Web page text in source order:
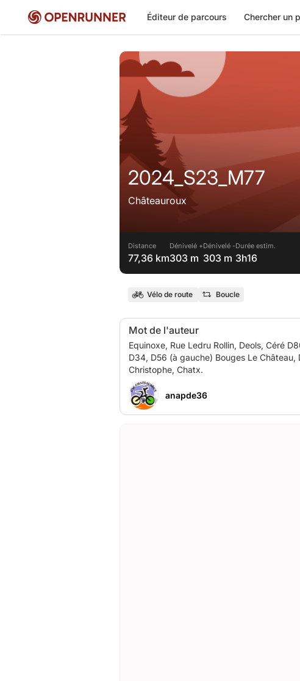
Éditeur de parcours Chercher un
2024_S23_M77
Châteauroux
Distance
77,36 km
Dénivelé +
303 m
Dénivelé -
303 m
Durée estim.
3h16
Vélo de route Boucle
Mot de l'auteur
Equinoxe, Rue Ledru Rollin, Deols, Céré D80a (à gauche), D80, Brion, D8B, Liniez, D926, VO(à gauche) La Chapelle St Laurian, D34, Guilly,
D34, D56 (à gauche) Bouges Le
anapde36